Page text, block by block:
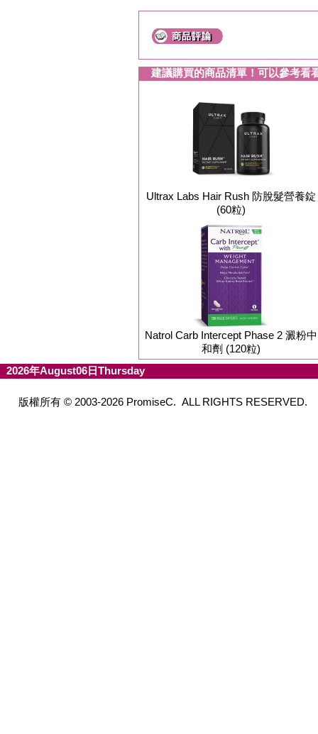
建議購買的商品清單！可以參考看
Ultrax Labs Hair Rush 防脫髮營養錠
(60粒)
Natrol Carb Intercept Phase 2 澱粉中
和劑 (120粒)
2026年August06日Thursday
版權所有 © 2003-2026 PromiseC. ALL RIGHTS RESERVED.